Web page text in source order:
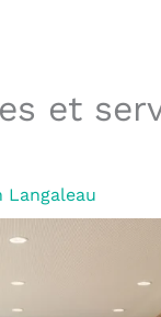
et
Langaleau